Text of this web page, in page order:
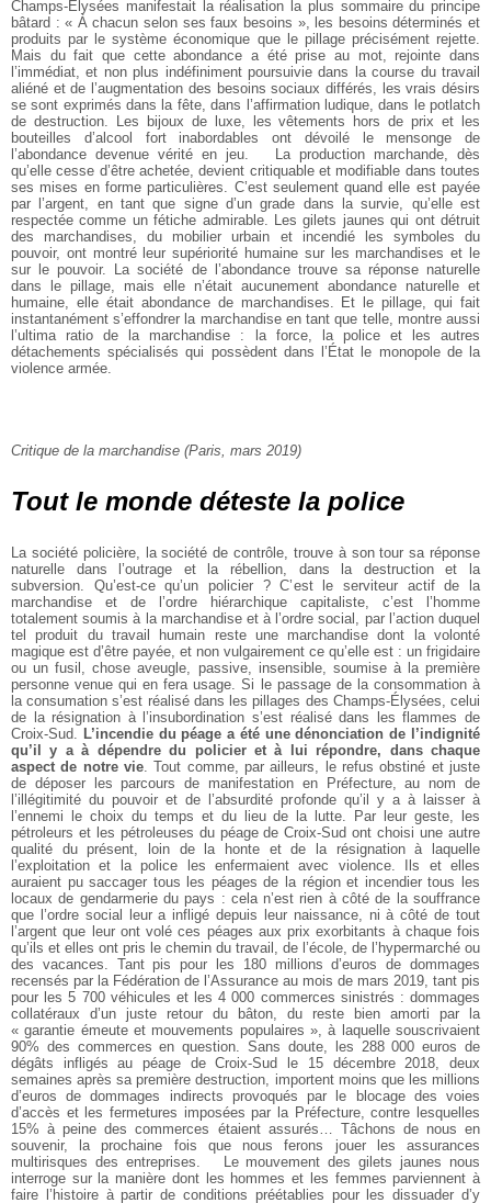
Champs-Élysées manifestait la réalisation la plus sommaire du principe
bâtard : « À chacun selon ses faux besoins », les besoins déterminés et
produits par le système économique que le pillage précisément rejette.
Mais du fait que cette abondance a été prise au mot, rejointe dans
l’immédiat, et non plus indéfiniment poursuivie dans la course du travail
aliéné et de l’augmentation des besoins sociaux différés, les vrais désirs
se sont exprimés dans la fête, dans l’affirmation ludique, dans le potlatch
de destruction. Les bijoux de luxe, les vêtements hors de prix et les
bouteilles d’alcool fort inabordables ont dévoilé le mensonge de
l’abondance devenue vérité en jeu.
La production marchande, dès
qu’elle cesse d’être achetée, devient critiquable et modifiable dans toutes
ses mises en forme particulières. C’est seulement quand elle est payée
par l’argent, en tant que signe d’un grade dans la survie, qu’elle est
respectée comme un fétiche admirable. Les gilets jaunes qui ont détruit
des marchandises, du mobilier urbain et incendié les symboles du
pouvoir, ont montré leur supériorité humaine sur les marchandises et le
sur le pouvoir. La société de l’abondance trouve sa réponse naturelle
dans le pillage, mais elle n’était aucunement abondance naturelle et
humaine, elle était abondance de marchandises. Et le pillage, qui fait
instantanément s’effondrer la marchandise en tant que telle, montre aussi
l’ultima ratio de la marchandise : la force, la police et les autres
détachements spécialisés qui possèdent dans l’État le monopole de la
violence armée.
Critique de la marchandise (Paris, mars 2019)
Tout le monde déteste la police
La société policière, la société de contrôle, trouve à son tour sa réponse
naturelle dans l’outrage et la rébellion, dans la destruction et la
subversion. Qu’est-ce qu’un policier ? C’est le serviteur actif de la
marchandise et de l’ordre hiérarchique capitaliste, c’est l’homme
totalement soumis à la marchandise et à l’ordre social, par l’action duquel
tel produit du travail humain reste une marchandise dont la volonté
magique est d’être payée, et non vulgairement ce qu’elle est : un frigidaire
ou un fusil, chose aveugle, passive, insensible, soumise à la première
personne venue qui en fera usage. Si le passage de la consommation à
la consumation s’est réalisé dans les pillages des Champs-Élysées, celui
de la résignation à l’insubordination s’est réalisé dans les flammes de
Croix-Sud. L’incendie du péage a été une dénonciation de l’indignité
qu’il y a à dépendre du policier et à lui répondre, dans chaque
aspect de notre vie. Tout comme, par ailleurs, le refus obstiné et juste
de déposer les parcours de manifestation en Préfecture, au nom de
l’illégitimité du pouvoir et de l’absurdité profonde qu’il y a à laisser à
l’ennemi le choix du temps et du lieu de la lutte. Par leur geste, les
pétroleurs et les pétroleuses du péage de Croix-Sud ont choisi une autre
qualité du présent, loin de la honte et de la résignation à laquelle
l’exploitation et la police les enfermaient avec violence. Ils et elles
auraient pu saccager tous les péages de la région et incendier tous les
locaux de gendarmerie du pays : cela n’est rien à côté de la souffrance
que l’ordre social leur a infligé depuis leur naissance, ni à côté de tout
l’argent que leur ont volé ces péages aux prix exorbitants à chaque fois
qu’ils et elles ont pris le chemin du travail, de l’école, de l’hypermarché ou
des vacances. Tant pis pour les 180 millions d’euros de dommages
recensés par la Fédération de l’Assurance au mois de mars 2019, tant pis
pour les 5 700 véhicules et les 4 000 commerces sinistrés : dommages
collatéraux d’un juste retour du bâton, du reste bien amorti par la
« garantie émeute et mouvements populaires », à laquelle souscrivaient
90% des commerces en question. Sans doute, les 288 000 euros de
dégâts infligés au péage de Croix-Sud le 15 décembre 2018, deux
semaines après sa première destruction, importent moins que les millions
d’euros de dommages indirects provoqués par le blocage des voies
d’accès et les fermetures imposées par la Préfecture, contre lesquelles
15% à peine des commerces étaient assurés… Tâchons de nous en
souvenir, la prochaine fois que nous ferons jouer les assurances
multirisques des entreprises.
Le mouvement des gilets jaunes nous
interroge sur la manière dont les hommes et les femmes parviennent à
faire l’histoire à partir de conditions préétablies pour les dissuader d’y